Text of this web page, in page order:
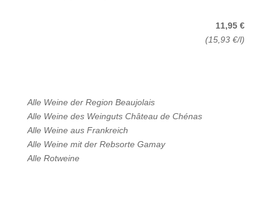
11,95 €
(15,93 €/l)
Alle Weine der Region Beaujolais
Alle Weine des Weinguts Château de Chénas
Alle Weine aus Frankreich
Alle Weine mit der Rebsorte Gamay
Alle Rotweine